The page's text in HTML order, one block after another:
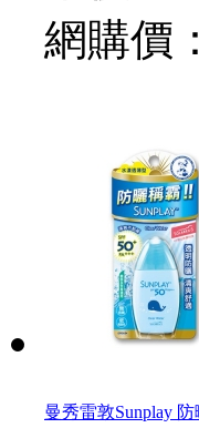
網購價：
曼秀雷敦Sunplay